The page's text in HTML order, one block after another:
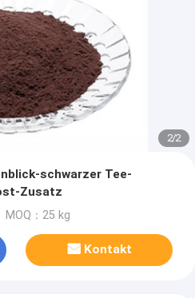
2/2
schwarzer Tee-
Zusatz
MOQ：25 kg
Kontakt